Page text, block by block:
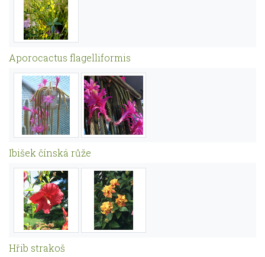
Aporocactus flagelliformis
Ibišek čínská růže
Hřib strakoš